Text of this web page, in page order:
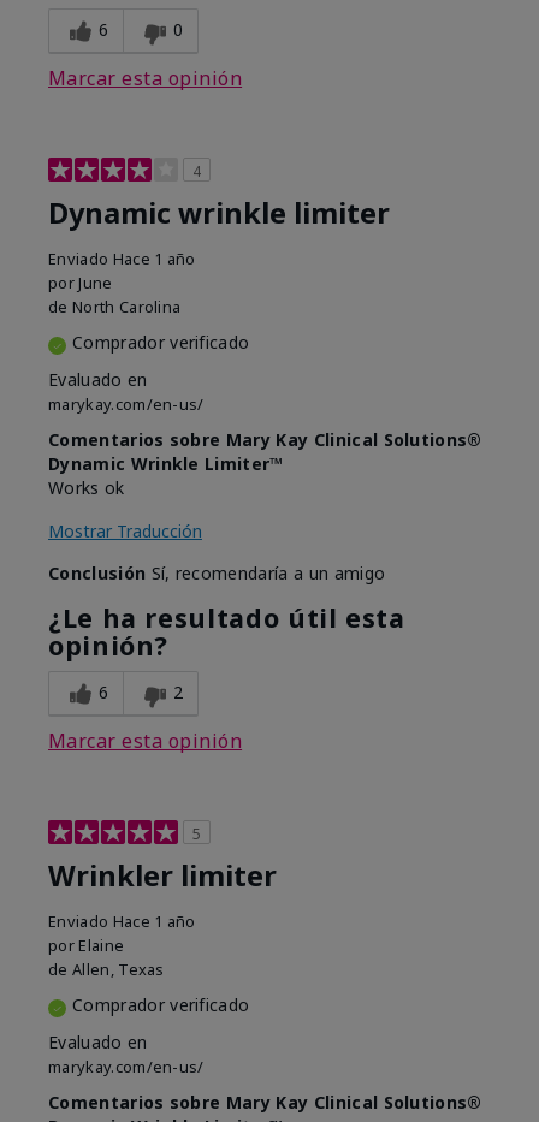
6 0
Marcar esta opinión
4
Dynamic wrinkle limiter
Enviado Hace 1 año
por June
de North Carolina
Comprador verificado
Evaluado en
marykay.com/en-us/
Comentarios sobre Mary Kay Clinical Solutions®
Dynamic Wrinkle Limiter™
Works ok
Mostrar Traducción
Conclusión Sí, recomendaría a un amigo
¿Le ha resultado útil esta
opinión?
6 2
Marcar esta opinión
5
Wrinkler limiter
Enviado Hace 1 año
por Elaine
de Allen, Texas
Comprador verificado
Evaluado en
marykay.com/en-us/
Comentarios sobre Mary Kay Clinical Solutions®